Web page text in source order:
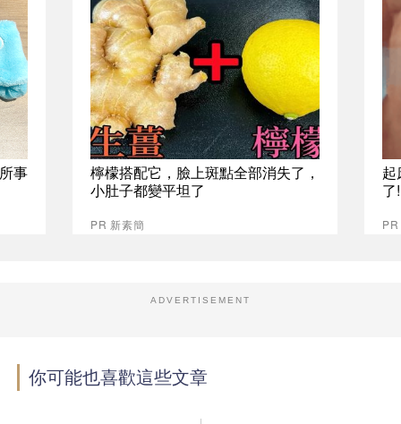
事
檸檬搭配它，臉上斑點全部消失了，
小肚子都變平坦了
PR 新素簡
起
了
ADVERTISEMENT
你可能也喜歡這些文章